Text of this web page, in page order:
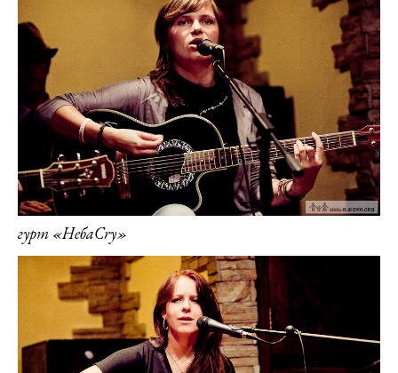
гурт «НебаCry»